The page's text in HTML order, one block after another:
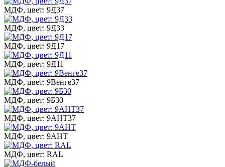
МДФ, цвет: 9Д37
МДФ, цвет: 9Д33
МДФ, цвет: 9Д17
МДФ, цвет: 9Д11
МДФ, цвет: 9Венге37
МДФ, цвет: 9Б30
МДФ, цвет: 9АНТ37
МДФ, цвет: 9АНТ
МДФ, цвет: RAL